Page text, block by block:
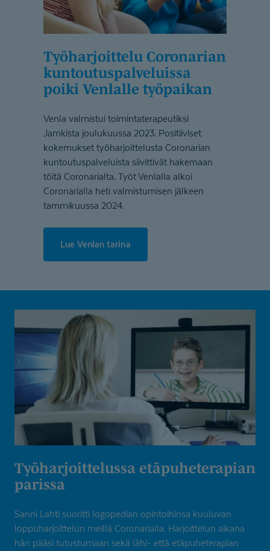
Työharjoittelu Coronarian
kuntoutus­pal­ve­luissa
poiki Venlalle työpaikan
Venla valmistui toimintaterapeutiksi
Jamkista joulukuussa 2023. Positiiviset
kokemukset työharjoittelusta Coronarian
kuntoutuspalveluista siivittivät hakemaan
töitä Coronarialta. Työt Venlalla alkoi
Coronarialla heti valmistumisen jälkeen
tammikuussa 2024.
Lue Venlan tarina
Työharjoit­telussa etäpuhete­rapian
parissa
Sanni Lahti suoritti logopedian opintoihinsa kuuluvan
loppuharjoittelun meillä Coronarialla. Harjoittelun aikana
hän pääsi tutustumaan sekä lähi- että etäpuheterapian